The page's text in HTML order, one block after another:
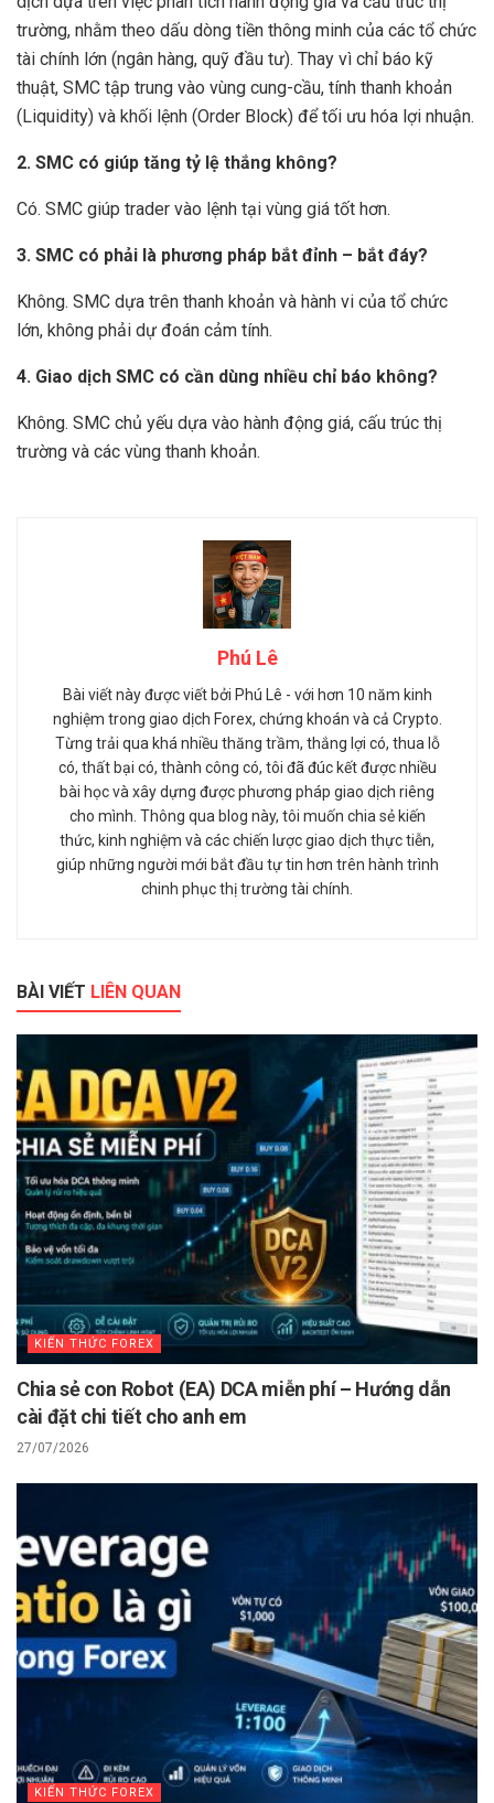
trường, nhằm theo dấu dòng tiền thông minh của các tổ chức
tài chính lớn (ngân hàng, quỹ đầu tư). Thay vì chỉ báo kỹ
thuật, SMC tập trung vào vùng cung-cầu, tính thanh khoản
(Liquidity) và khối lệnh (Order Block) để tối ưu hóa lợi nhuận.
2. SMC có giúp tăng tỷ lệ thắng không?
Có. SMC giúp trader vào lệnh tại vùng giá tốt hơn.
3. SMC có phải là phương pháp bắt đỉnh – bắt đáy?
Không. SMC dựa trên thanh khoản và hành vi của tổ chức
lớn, không phải dự đoán cảm tính.
4. Giao dịch SMC có cần dùng nhiều chỉ báo không?
Không. SMC chủ yếu dựa vào hành động giá, cấu trúc thị
trường và các vùng thanh khoản.
Phú Lê
Bài viết này được viết bởi Phú Lê - với hơn 10 năm kinh
nghiệm trong giao dịch Forex, chứng khoán và cả Crypto.
Từng trải qua khá nhiều thăng trầm, thắng lợi có, thua lỗ
có, thất bại có, thành công có, tôi đã đúc kết được nhiều
bài học và xây dựng được phương pháp giao dịch riêng
cho mình. Thông qua blog này, tôi muốn chia sẻ kiến
thức, kinh nghiệm và các chiến lược giao dịch thực tiễn,
giúp những người mới bắt đầu tự tin hơn trên hành trình
chinh phục thị trường tài chính.
BÀI VIẾT LIÊN QUAN
KIẾN THỨC FOREX
Chia sẻ con Robot (EA) DCA miễn phí – Hướng dẫn
cài đặt chi tiết cho anh em
27/07/2026
KIẾN THỨC FOREX